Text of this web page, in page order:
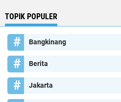
TOPIK POPULER
Bangkinang
Berita
Jakarta